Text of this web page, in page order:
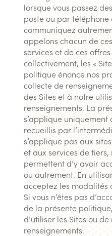
lorsque vous passez
poste ou par téléphone
communiquez
appelons chacun de
services et de ces offres
collectivement, les «
politique énonce nos
collecte de
des Sites et à notre
renseignements. La
s’applique uniquement
recueillis par
s’applique pas aux
et aux services de tiers,
permettent d’y avoir
ou autrement. En
acceptez les modalités
Si vous n’êtes pas
de la présente
d’utiliser les Sites ou
renseignements.